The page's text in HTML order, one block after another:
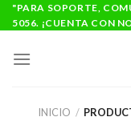
Saltar
al
"PARA SOPORTE,
5056. ¡CUENTA CON
INICIO /